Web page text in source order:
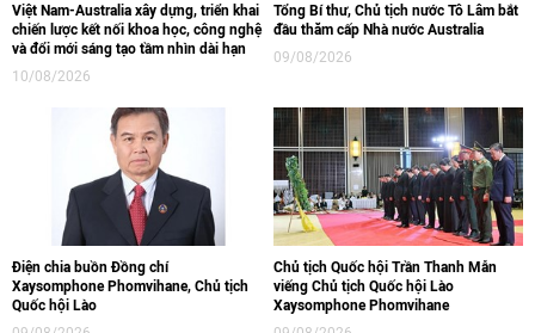
Việt Nam-Australia xây dựng, triển khai
chiến lược kết nối khoa học, công nghệ
và đổi mới sáng tạo tầm nhìn dài hạn
10/08/2026
Tổng Bí thư, Chủ tịch nước Tô Lâm bắt
đầu thăm cấp Nhà nước Australia
09/08/2026
Điện chia buồn Đồng chí
Xaysomphone Phomvihane, Chủ tịch
Quốc hội Lào
Chủ tịch Quốc hội Trần Thanh Mẫn
viếng Chủ tịch Quốc hội Lào
Xaysomphone Phomvihane